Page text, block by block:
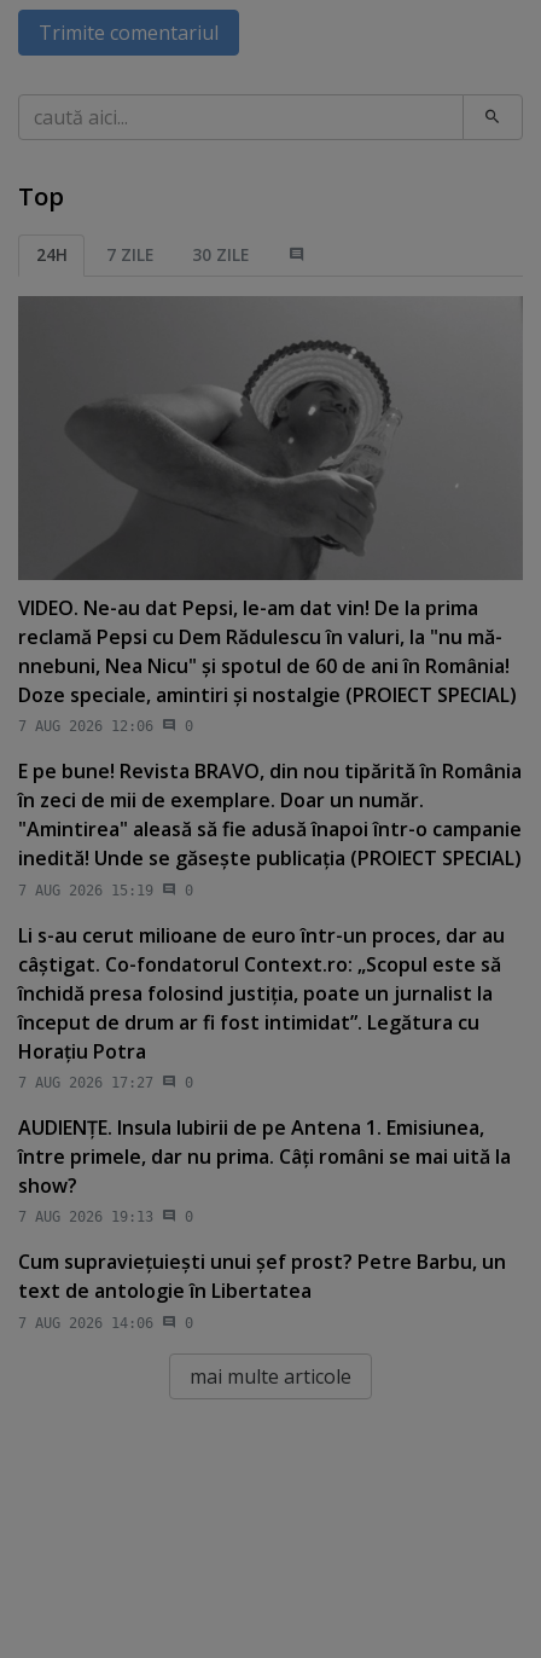
Trimite comentariul
Caută
Top
24H 7 ZILE 30 ZILE
VIDEO. Ne-au dat Pepsi, le-am dat vin! De la prima
reclamă Pepsi cu Dem Rădulescu în valuri, la "nu mă-
nnebuni, Nea Nicu" şi spotul de 60 de ani în România!
Doze speciale, amintiri şi nostalgie (PROIECT SPECIAL)
7 AUG 2026 12:06 0
E pe bune! Revista BRAVO, din nou tipărită în România
în zeci de mii de exemplare. Doar un număr.
"Amintirea" aleasă să fie adusă înapoi într-o campanie
inedită! Unde se găseşte publicaţia (PROIECT SPECIAL)
7 AUG 2026 15:19 0
Li s-au cerut milioane de euro într-un proces, dar au
câştigat. Co-fondatorul Context.ro: „Scopul este să
închidă presa folosind justiţia, poate un jurnalist la
început de drum ar fi fost intimidat”. Legătura cu
Horaţiu Potra
7 AUG 2026 17:27 0
AUDIENŢE. Insula Iubirii de pe Antena 1. Emisiunea,
între primele, dar nu prima. Câţi români se mai uită la
show?
7 AUG 2026 19:13 0
Cum supravieţuieşti unui şef prost? Petre Barbu, un
text de antologie în Libertatea
7 AUG 2026 14:06 0
mai multe articole